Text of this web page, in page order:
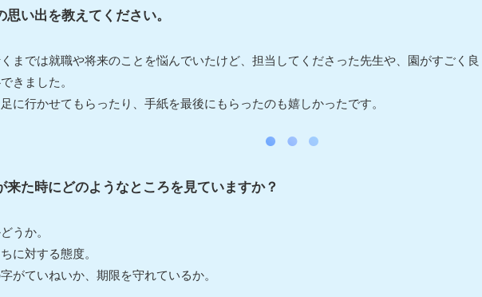
思い出を教えてください。
までは就職や将来のことを悩んでいたけど、担当してくださった先生や、園がすごく
きました。
に行かせてもらったり、手紙を最後にもらったのも嬉しかったです。
来た時にどのようなところを見ていますか？
うか。
に対する態度。
がていねいか、期限を守れているか。